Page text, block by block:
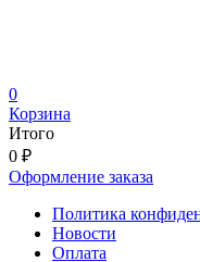
0
Корзина
Итого
0 ₽
Оформление заказа
Политика
Новости
Оплата